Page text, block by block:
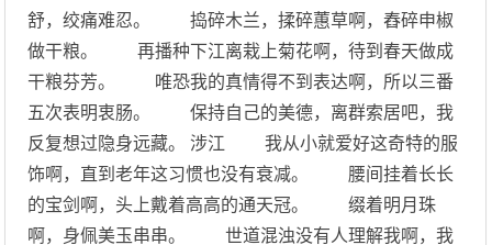
舒，绞痛难忍。 捣碎木兰，揉碎蕙草啊，舂碎申椒
做干粮。 再播种下江离栽上菊花啊，待到春天做成
干粮芬芳。 唯恐我的真情得不到表达啊，所以三番
五次表明衷肠。 保持自己的美德，离群索居吧，我
反复想过隐身远藏。 涉江 我从小就爱好这奇特的服
饰啊，直到老年这习惯也没有衰减。 腰间挂着长长
的宝剑啊，头上戴着高高的通天冠。 缀着明月珠
啊，身佩美玉串串。 世道混浊没有人理解我啊，我